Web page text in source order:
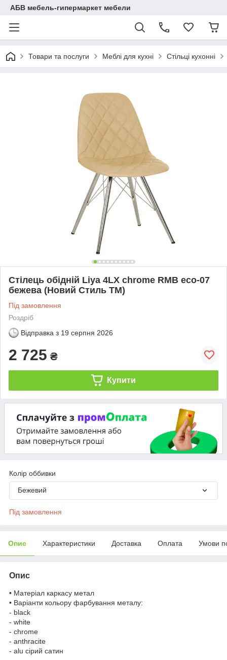
АБВ мебель-гипермаркет мебели
Товари та послуги Меблі для кухні Стільці кухонні
Стілець обідній Liya 4LX chrome RMB eco-07
бежева (Новий Стиль ТМ)
Під замовлення
Роздріб
Відправка з 19 серпня 2026
2 725 ₴
Купити
Колір оббивки
Бежевий
Під замовлення
Опис Характеристики Доставка Оплата Умови
Опис
• Матеріал каркасу метал
• Варіанти кольору фарбування металу:
- black
- white
- chrome
- anthracite
- alu сірий сатин